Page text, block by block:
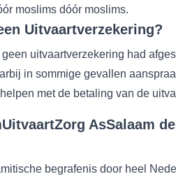
moslims dóór moslims.
Uitvaartverzekering?
uitvaartverzekering had
in sommige gevallen
met de betaling van de
AsSalaam
begrafenis door heel